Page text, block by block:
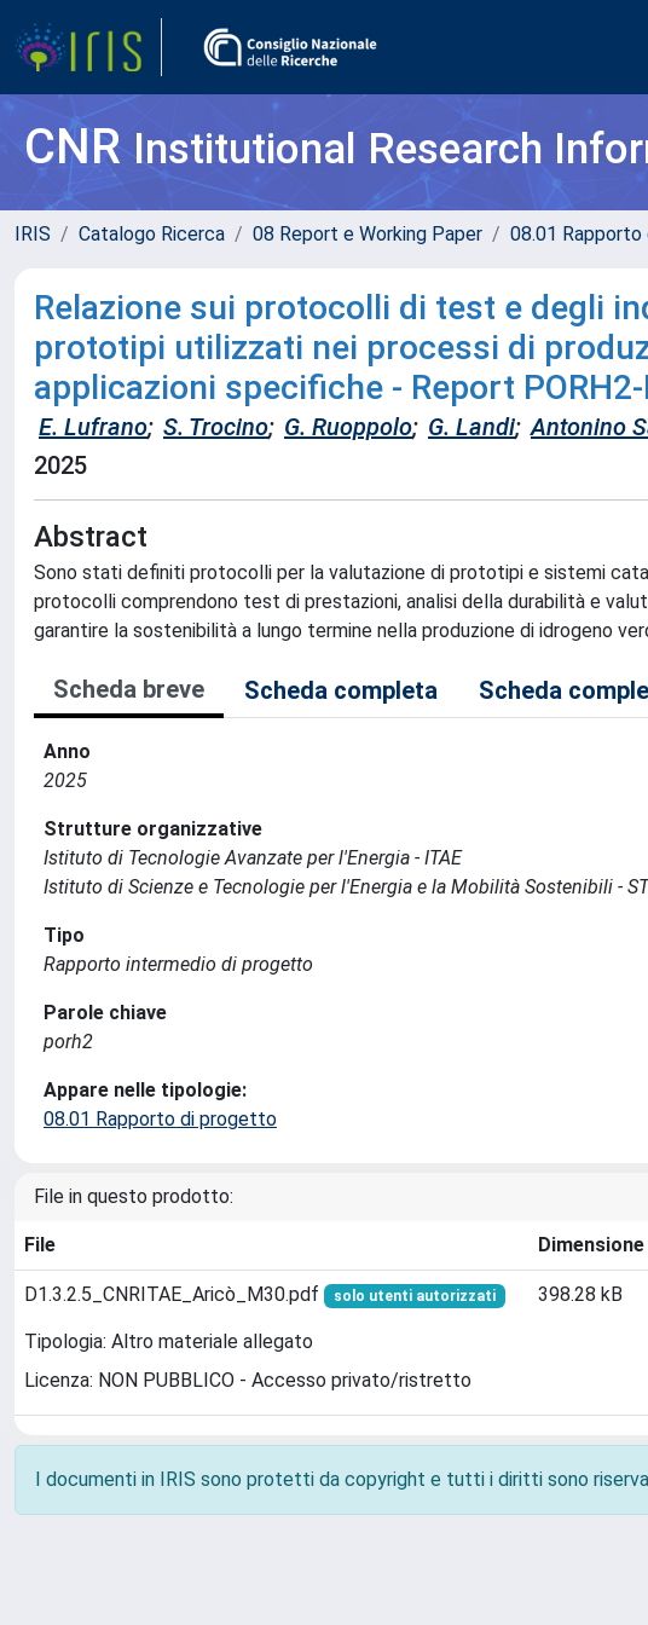
CNRInstitutional Research
IRIS Catalogo Ricerca 08 Report e Working Paper 08.01
Relazione sui protocolli di test e degli
prototipi utilizzati nei processi di
applicazioni specifiche - Report
E. Lufrano; S. Trocino; G. Ruoppolo; G. Landi; Antonino
2025
Abstract
Sono stati definiti protocolli per la valutazione di prototipi e sistemi
protocolli comprendono test di prestazioni, analisi della durabilità e
garantire la sostenibilità a lungo termine nella produzione di idrogeno
Scheda breve Scheda completa Scheda
Anno
2025
Strutture organizzative
Istituto di Tecnologie Avanzate per l'Energia - ITAE
Istituto di Scienze e Tecnologie per l'Energia e la Mobilità Sostenibili -
Tipo
Rapporto intermedio di progetto
Parole chiave
porh2
Appare nelle tipologie:
08.01 Rapporto di progetto
File in questo prodotto:
File Dimensione
D1.3.2.5_CNRITAE_Aricò_M30.pdf solo utenti autorizzati
Tipologia: Altro materiale allegato
Licenza: NON PUBBLICO - Accesso privato/ristretto
398.28 kB
I documenti in IRIS sono protetti da copyright e tutti i diritti sono